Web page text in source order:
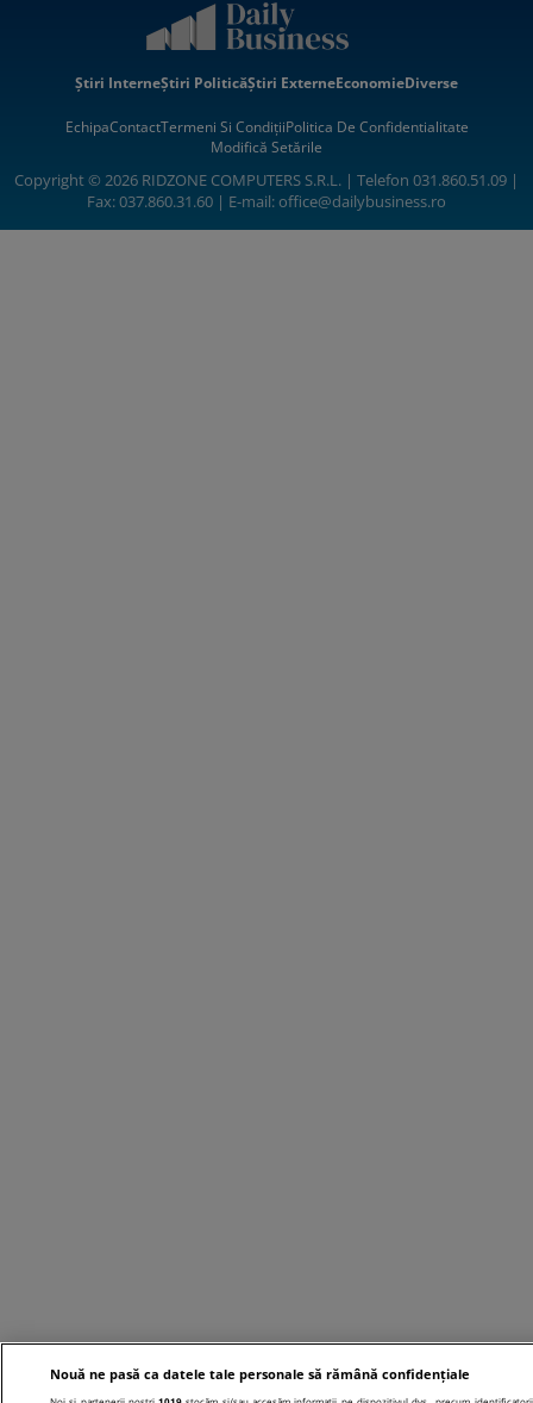
Știri InterneȘtiri PoliticăȘtiri ExterneEconomieDiverse
EchipaContactTermeni Si CondițiiPolitica De Confidentialitate
Modifică Setările
Copyright © 2026 RIDZONE COMPUTERS S.R.L. | Telefon 031.860.51.09 |
Fax: 037.860.31.60 | E-mail:office@dailybusiness.ro
Nouă ne pasă ca datele tale personale să rămână confidențiale